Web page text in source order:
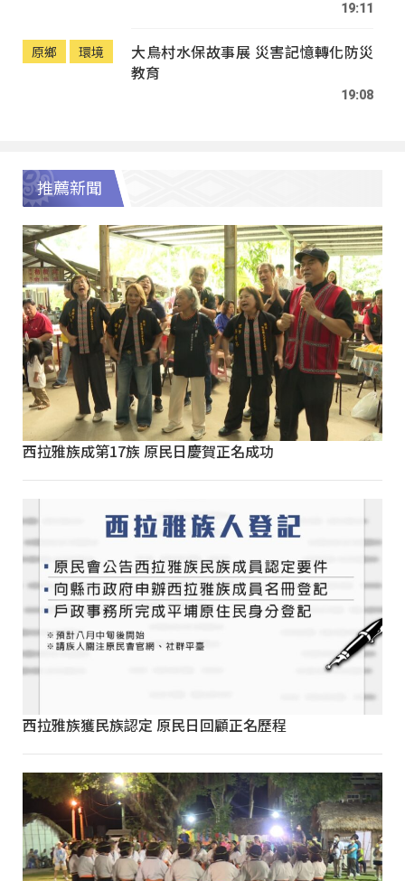
19:11
原鄉 環境
大鳥村水保故事展 災害記憶轉化防災
教育
19:08
推薦新聞
西拉雅族成第17族 原民日慶賀正名成功
西拉雅族獲民族認定 原民日回顧正名歷程